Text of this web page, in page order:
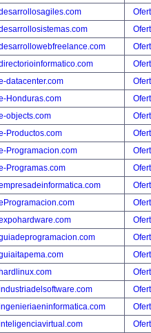
datacenter.com
Honduras.com
objects.com
Productos.com
Programacion.com
Programas.com
hardlinux.com